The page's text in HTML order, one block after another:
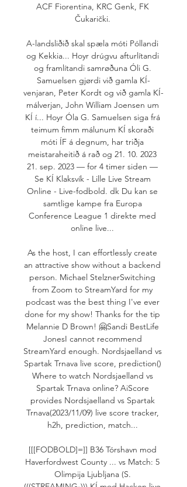
ACF Fiorentina, KRC Genk, FK
Čukarički.
A-landsliðið skal spæla móti Póllandi
og Kekkia... Hoyr drúgvu afturlítandi
og framlítandi samrøðuna Óli G.
Samuelsen gjørdi við gamla KÍ-
venjaran, Peter Kordt og við gamla KÍ-
málverjan, John William Joensen um
KÍ í... Hoyr Óla G. Samuelsen siga frá
teimum fimm málunum KÍ skoraði
móti ÍF á degnum, har triðja
meistaraheitið á rað og 21. 10. 2023
21. sep. 2023 — for 4 timer siden —
Se KÍ Klaksvík - Lille Live Stream
Online - Live-fodbold. dk Du kan se
samtlige kampe fra Europa
Conference League 1 direkte med
online live...
As the host, I can effortlessly create
an attractive show without a backend
person. Michael StelznerSwitching
from Zoom to StreamYard for my
podcast was the best thing I've ever
done for my show! Thanks for the tip
Melannie D Brown! 🤗Sandi BestLife
JonesI cannot recommend
StreamYard enough. Nordsjaelland vs
Spartak Trnava live score, prediction()
Where to watch Nordsjaelland vs
Spartak Trnava online? AiScore
provides Nordsjaelland vs Spartak
Trnava(2023/11/09) live score tracker,
h2h, prediction, match...
[[[FODBOLD]=]] B36 Tórshavn mod
Haverfordwest County ... vs Match: 5
Olimpija Ljubljana (S.